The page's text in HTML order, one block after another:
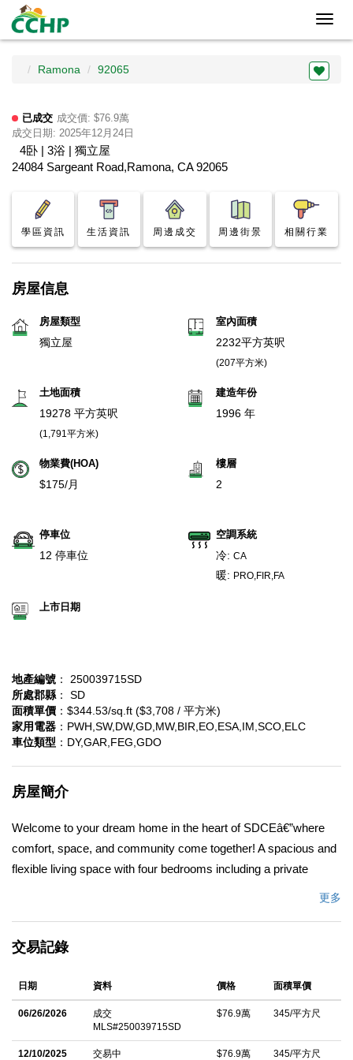
Ramona 92065
已成交 成交價: $76.9萬
成交日期: 2025年12月24日
4卧 | 3浴 | 獨立屋
24084 Sargeant Road,Ramona, CA 92065
學區資訊 生活資訊 周邊成交 周邊街景 相關行業
房屋信息
房屋類型
獨立屋
室內面積
2232平方英呎
(207平方米)
土地面積
19278 平方英呎
(1,791平方米)
建造年份
1996 年
物業費(HOA)
$175/月
樓層
2
停車位
12 停車位
空調系統
冷: CA
暖: PRO,FIR,FA
上市日期
地產編號 ： 250039715SD
所處郡縣 ： SD
面積單價 ：$344.53/sq.ft ($3,708 / 平方米)
家用電器 ：PWH,SW,DW,GD,MW,BIR,EO,ESA,IM,SCO,ELC
車位類型 ：DY,GAR,FEG,GDO
房屋簡介
Welcome to your dream home in the heart of SDCEâ€”where
comfort, space, and community come together! A spacious and
flexible living space with four bedrooms including a private
and easy access to living areas and the large primary bedroom
emdless possibilites â€“ room for a pool, ADU, horses, RV, or
boat parking... create your ideal backyard oasis or enjoy open
space for entertaining and relaxation. Comes with Resort-Style
Community Amenities: â€¢ 18-hole championship golf course &
更多
交易記錄
日期 資料 價格 面積單價
06/26/2026
成交
MLS#250039715SD
$76.9萬 345/平方尺
12/10/2025 交易中 $76.9萬 345/平方尺